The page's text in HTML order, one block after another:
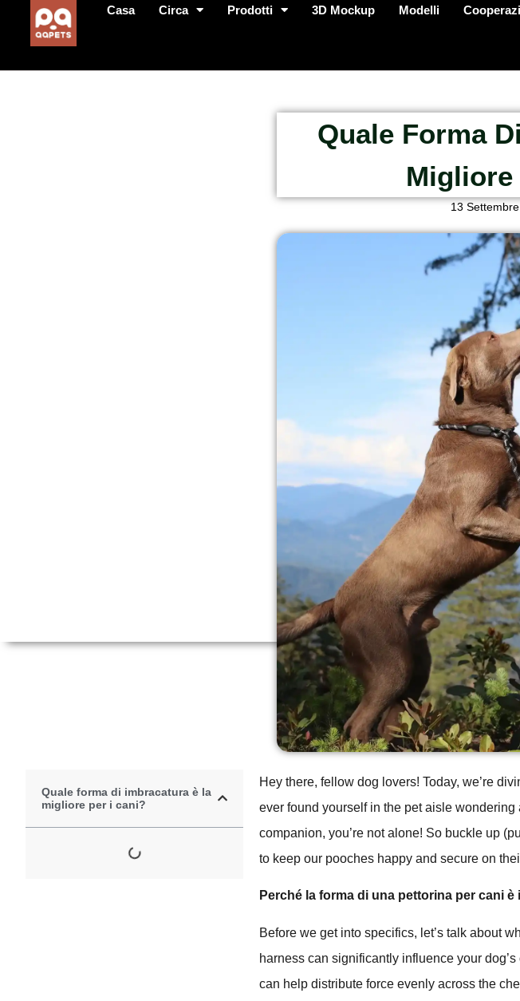
Casa Circa Prodotti 3D Mockup Modelli
Quale Forma
Migliore
13
Quale forma di imbracatura è la
migliore per i cani?
Hey there, fellow dog lovers! Today, we’re
ever found yourself in the pet aisle
companion, you’re not alone! So buckle up
to keep our pooches happy and secure on
Perché la forma di una pettorina per cani è
Before we get into specifics, let’s talk about
harness can significantly influence your
can help distribute force evenly across the